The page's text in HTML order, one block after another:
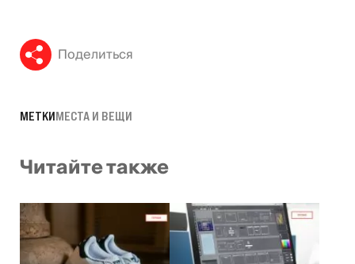
Поделиться
МЕТКИМЕСТА И ВЕЩИ
Читайте также